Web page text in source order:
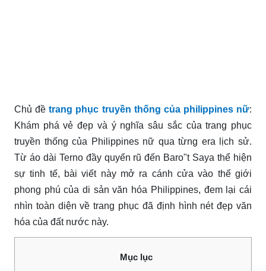
Chủ đềtrang phục truyền thống của philippines nữ:
Khám phá vẻ đẹp và ý nghĩa sâu sắc của trang phục
truyền thống của Philippines nữ qua từng era lịch sử.
Từ áo dài Terno đầy quyến rũ đến Baro"t Saya thể hiện
sự tinh tế, bài viết này mở ra cánh cửa vào thế giới
phong phú của di sản văn hóa Philippines, đem lại cái
nhìn toàn diện về trang phục đã định hình nét đẹp văn
hóa của đất nước này.
Mục lục